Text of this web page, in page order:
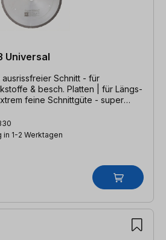
Universal
Schnitt - für
& besch. Platten | für Längs-
feine Schnittgüte - super
in 1-2 Werktagen